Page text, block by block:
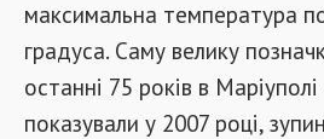
максимальна температура
градуса. Саму велику
останні 75 років в
показували у 2007 році,